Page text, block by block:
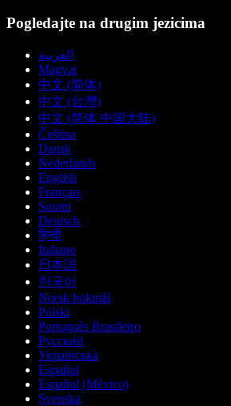
Pogledajte na drugim jezicima
العربية
Magyar
中文 (简体)
中文 (台灣)
中文 (简体 中国大陆)
Čeština
Dansk
Nederlands
English
Français
Suomi
Deutsch
हिन्दी
Italiano
日本語
한국어
Norsk bokmål
Polski
Português Brasileiro
Русский
Українська
Español
Español (México)
Svenska